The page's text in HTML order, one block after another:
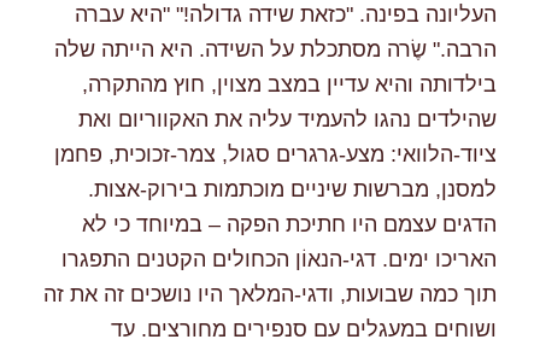
העליונה בפינה. "כזאת שידה גדולה!" "היא עברה
הרבה." שֶׂרה מסתכלת על השידה. היא הייתה שלה
בילדותה והיא עדיין במצב מצוין, חוץ מהתקרה,
שהילדים נהגו להעמיד עליה את האקווריום ואת
ציוד-הלוואי: מצע-גרגרים סגול, צמר-זכוכית, פחמן
למסנן, מברשות שיניים מוכתמות בירוק-אצות.
הדגים עצמם היו חתיכת הפקה – במיוחד כי לא
האריכו ימים. דגי-הנאוֹן הכחולים הקטנים התפגרו
תוך כמה שבועות, ודגי-המלאך היו נושכים זה את זה
ושוחים במעגלים עם סנפירים מחורצים. עד